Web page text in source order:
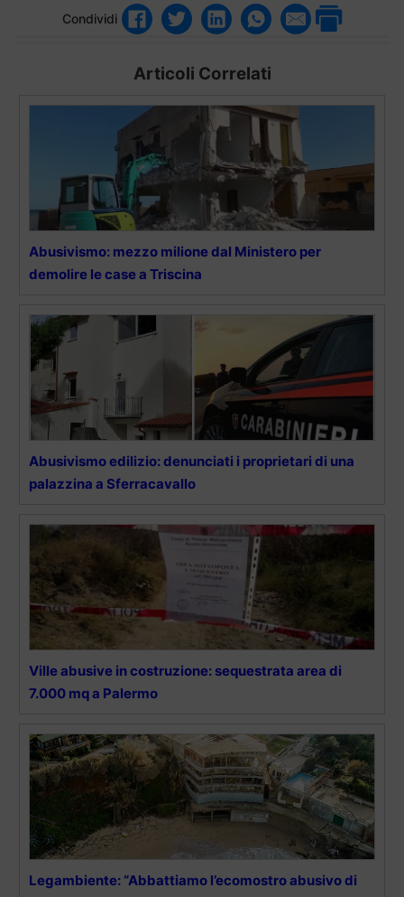
Condividi
Articoli Correlati
Abusivismo: mezzo milione dal Ministero per
demolire le case a Triscina
Abusivismo edilizio: denunciati i proprietari di una
palazzina a Sferracavallo
Ville abusive in costruzione: sequestrata area di
7.000 mq a Palermo
Legambiente: “Abbattiamo l’ecomostro abusivo di